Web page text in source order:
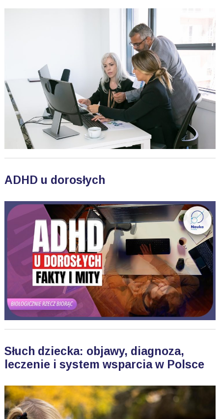
ADHD u dorosłych
Słuch dziecka: objawy, diagnoza,
leczenie i system wsparcia w Polsce